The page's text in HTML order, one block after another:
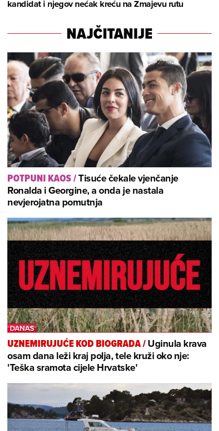
kandidat i njegov nećak kreću na Zmajevu rutu
NAJČITANIJE
POTPUNI KAOS/Tisuće čekale vjenčanje
Ronalda i Georgine, a onda je nastala
nevjerojatna pomutnja
UZNEMIRUJUĆE KOD BIOGRADA/Uginula krava
osam dana leži kraj polja, tele kruži oko nje:
'Teška sramota cijele Hrvatske'